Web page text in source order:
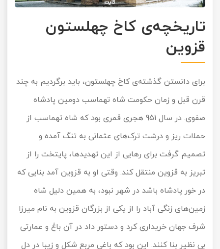
تاریخچه‌ی کاخ چهلستون
قزوین
برای دانستن گذشته‌ی کاخ چهلستون، باید برگردیم به چند
قرن قبل و زمان حکومت شاه تهماسب دومین پادشاه
صفوی. در سال 951 هجری قمری بود که شاه تهماسب از
حملات ریز و درشت ترک‌های عثمانی به تنگ آمده و
تصمیم گرفت برای رهایی از این تهدیدها، پایتخت را از
تبریز به قزوین منتقل کند. وقتی او به قزوین آمد بنایی که
در خور پادشاه باشد در شهر نبود، به همین دلیل شاه
زمین‌های زنگی آباد را از یکی از بزرگان قزوین به نام میرزا
شرف جهان خریداری کرد و دستور داد در آن باغ و عمارتی
بی نظیر بنا کنند. این بود که باغی مربع شکل و زیبا در دل